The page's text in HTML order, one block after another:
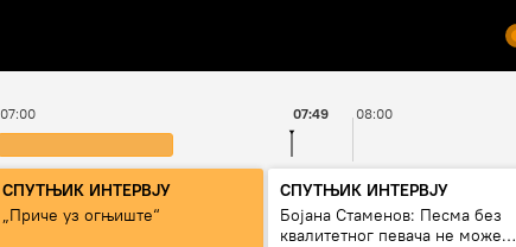
07:00 08:00
07:49
СПУТЊИК ИНТЕРВЈУ
„Приче уз огњиште“
СПУТЊИК ИНТЕРВЈУ
Бојана Стаменов: Песма без
квалитетног певача не може